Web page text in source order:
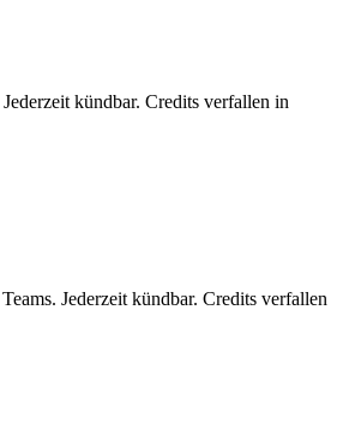
kündbar. Credits verfallen in
Jederzeit kündbar. Credits verfallen